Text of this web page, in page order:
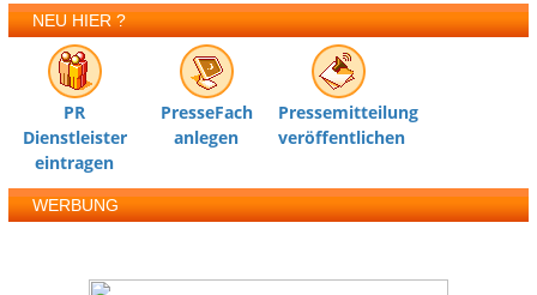
NEU HIER ?
PR
Dienstleister
eintragen
PresseFach
anlegen
Pressemitteilung
veröffentlichen
WERBUNG